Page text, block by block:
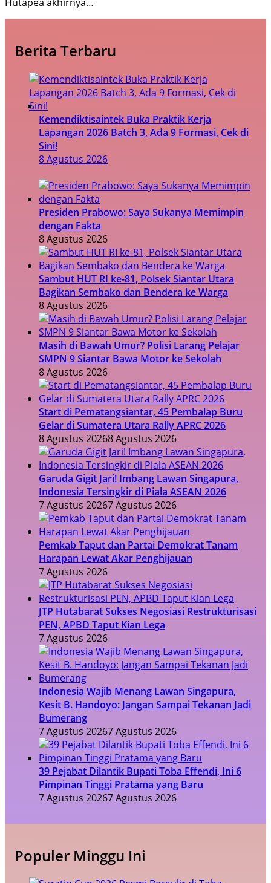
Berita Terbaru
Kemendiktisaintek Buka Praktik Kerja
Lapangan 2026 Batch 3, Ada 9 Formasi, Cek di
Sini!
8 Agustus 2026
Presiden Prabowo: Saya Sukanya Memimpin
dengan Fakta
8 Agustus 2026
Sambut HUT RI ke-81, Polsek Siantar Utara
Bagikan Sembako dan Bendera ke Warga
8 Agustus 2026
Masih di Bawah Umur? Polisi Larang Pelajar
SMPN 9 Siantar Bawa Motor ke Sekolah
8 Agustus 2026
Start di Pematangsiantar, 45 Pembalap Buru
Gelar di Sumatera Utara Rally APRC 2026
8 Agustus 20268 Agustus 2026
Garuda Gigit Jari! Imbang Lawan Singapura,
Indonesia Tersingkir di Piala ASEAN 2026
7 Agustus 20267 Agustus 2026
Pemkab Taput dan Partai Demokrat Tanam
Harapan Lewat Akar Penghijauan
7 Agustus 2026
JTP Hutabarat Sukses Negosiasi Restrukturisasi
PEN, APBD Taput Kian Lega
7 Agustus 2026
Indonesia Wajib Menang Lawan Singapura,
Kesit B. Handoyo: Jangan Sampai Tekanan Jadi
Bumerang
7 Agustus 20267 Agustus 2026
39 Pejabat Dilantik Bupati Toba Effendi, Ini 6
Pimpinan Tinggi Pratama yang Baru
7 Agustus 20267 Agustus 2026
Populer Minggu Ini